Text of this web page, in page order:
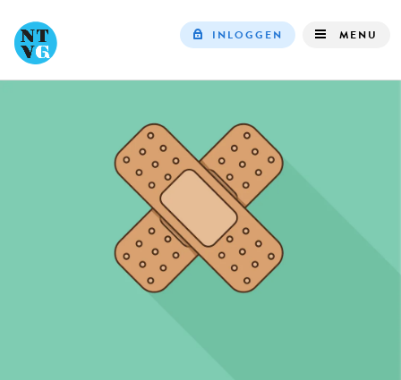
INLOGGEN MENU